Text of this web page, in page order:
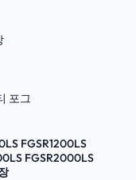
포그
FGSR1200LS
FGSR2000LS